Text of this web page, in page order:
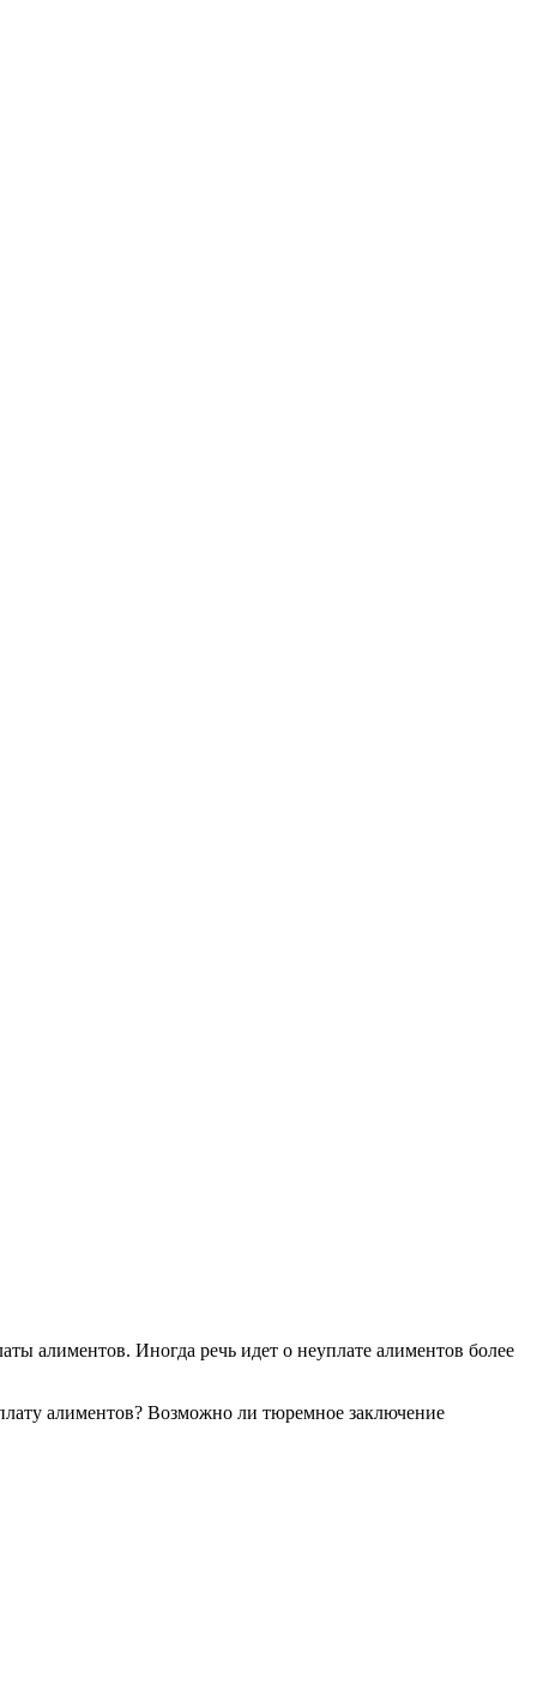
алиментов. Иногда речь идет о неуплате алиментов более
алиментов? Возможно ли тюремное заключение